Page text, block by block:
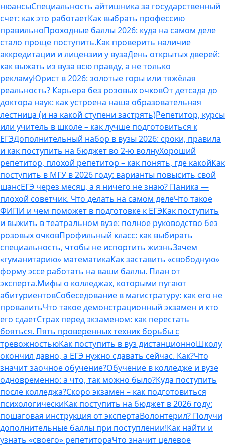
нюансыСпециальность айтишника за государственный
счет: как это работаетКак выбрать профессию
правильноПроходные баллы 2026: куда на самом деле
стало проще поступить.Как проверить наличие
аккредитации и лицензии у вузаДень открытых дверей:
как выжать из вуза всю правду, а не только
рекламуЮрист в 2026: золотые горы или тяжёлая
реальность? Карьера без розовых очковОт детсада до
доктора наук: как устроена наша образовательная
лестница (и на какой ступени застрять)Репетитор, курсы
или учитель в школе – как лучше подготовиться к
ЕГЭДополнительный набор в вузы 2026: сроки, правила
и как поступить на бюджет во 2‑ю волнуХороший
репетитор, плохой репетитор – как понять, где какойКак
поступить в МГУ в 2026 году: варианты повысить свой
шансЕГЭ через месяц, а я ничего не знаю? Паника —
плохой советчик. Что делать на самом делеЧто такое
ФИПИ и чем поможет в подготовке к ЕГЭКак поступить
и выжить в театральном вузе: полное руководство без
розовых очковПрофильный класс: как выбирать
специальность, чтобы не испортить жизньЗачем
«гуманитарию» математикаКак заставить «свободную»
форму эссе работать на ваши баллы. План от
эксперта.Мифы о колледжах, которыми пугают
абитуриентовСобеседование в магистратуру: как его не
провалитьЧто такое демонстрационный экзамен и кто
его сдаетСтрах перед экзаменом: как перестать
бояться. Пять проверенных техник борьбы с
тревожностьюКак поступить в вуз дистанционноШколу
окончил давно, а ЕГЭ нужно сдавать сейчас. Как?Что
значит заочное обучение?Обучение в колледже и вузе
одновременно: а что, так можно было?Куда поступить
после колледжа?Скоро экзамен – как подготовиться
психологическиКак поступить на бюджет в 2026 году:
пошаговая инструкция от экспертаВолонтерил? Получи
дополнительные баллы при поступлении!Как найти и
узнать «своего» репетитораЧто значит целевое